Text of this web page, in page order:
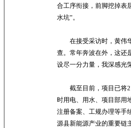
合工序衔接，前脚挖掉表
水坑”。
在接受采访时，黄伟华
查。常年奔波在外，这还
设尽一分力量，我深感光
截至目前，项目已将21
时用电、用水、项目部用
注册备案、工规办理等手
源县新能源产业的重要链